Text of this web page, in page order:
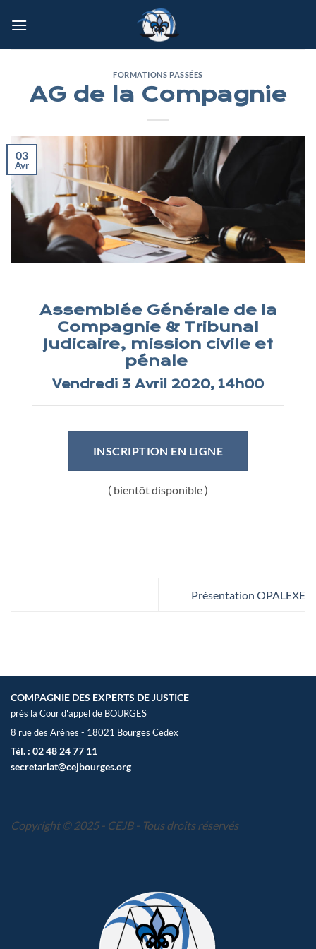
FORMATIONS PASSÉES
AG de la Compagnie
03
Avr
Assemblée Générale de la
Compagnie & Tribunal
Judicaire, mission civile et
pénale
Vendredi 3 Avril 2020, 14h00
INSCRIPTION EN LIGNE
( bientôt disponible )
Présentation OPALEXE
COMPAGNIE DES EXPERTS DE JUSTICE
près la Cour d'appel de BOURGES
8 rue des Arènes - 18021 Bourges Cedex
Tél. : 02 48 24 77 11
secretariat@cejbourges.org
Copyright © 2025 - CEJB - Tous droits réservés